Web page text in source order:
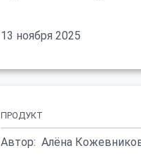
13 ноября 2025
ПРОДУКТ
Автор: Алёна